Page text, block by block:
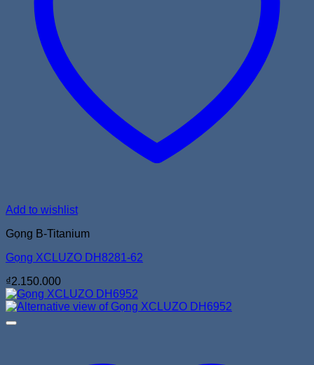
Add to wishlist
Gọng B-Titanium
Gọng XCLUZO DH8281-62
₫2.150.000